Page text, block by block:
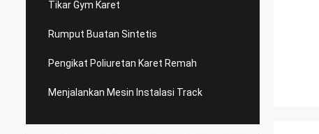
Tikar Gym Karet
Rumput Buatan Sintetis
Pengikat Poliuretan Karet Remah
Menjalankan Mesin Instalasi Track